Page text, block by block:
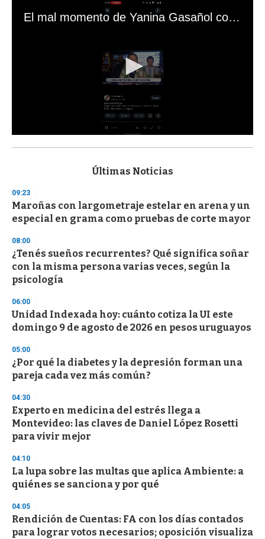
El mal momento de Yanina Gasañol con un hincha argentino en "Subrayado"
s
d
s
o
f
3
s
e
c
o
d
s
Últimas Noticias
09:23
Maroñas con largometraje estelar en arena y un
especial en grama como pruebas de corte mayor
08:00
¿Tenés sueños recurrentes? Qué significa soñar
con la misma persona varias veces, según la
psicología
06:00
Unidad Indexada hoy: cuánto cotiza la UI este
domingo 9 de agosto de 2026 en pesos uruguayos
05:00
¿Por qué la diabetes y la depresión forman una
pareja cada vez más común?
04:30
Experto en medicina del estrés llega a
Montevideo: las claves de Daniel López Rosetti
para vivir mejor
04:10
La lupa sobre las multas que aplica Ambiente: a
quiénes se sanciona y por qué
04:05
Rendición de Cuentas: FA con los días contados
para lograr votos necesarios; oposición visualiza